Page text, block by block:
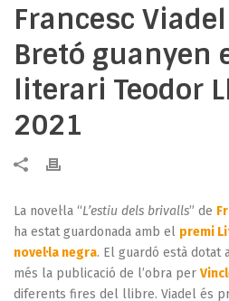
Francesc
Bretó guanyen
literari Teodor
2021
La novel·la “L’estiu dels brivalls” de
ha estat guardonada amb el premi
novel·la negra. El guardó està dotat
més la publicació de l’obra per
diferents fires del llibre. Viadel és